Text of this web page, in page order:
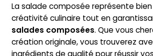
La salade composée représente
créativité culinaire tout en
salades composées. Que vous
création originale, vous trouverez
ingrédients de qualité pour réussir